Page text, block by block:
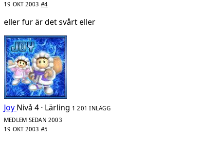
19 OKT 2003 #4
eller fur är det svårt eller
Joy Nivå 4 · Lärling 1 201 INLÄGG
MEDLEM SEDAN 2003
19 OKT 2003 #5